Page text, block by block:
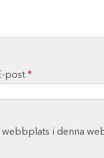
post*
i denna